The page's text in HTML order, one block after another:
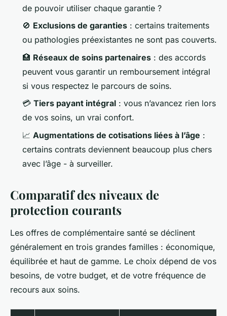
de pouvoir utiliser chaque garantie ?
🚫 Exclusions de garanties : certains traitements
ou pathologies préexistantes ne sont pas couverts.
🏥 Réseaux de soins partenaires : des accords
peuvent vous garantir un remboursement intégral
si vous respectez le parcours de soins.
💳 Tiers payant intégral : vous n’avancez rien lors
de vos soins, un vrai confort.
📈 Augmentations de cotisations liées à l’âge :
certains contrats deviennent beaucoup plus chers
avec l’âge - à surveiller.
Comparatif des niveaux de
protection courants
Les offres de complémentaire santé se déclinent
généralement en trois grandes familles : économique,
équilibrée et haut de gamme. Le choix dépend de vos
besoins, de votre budget, et de votre fréquence de
recours aux soins.